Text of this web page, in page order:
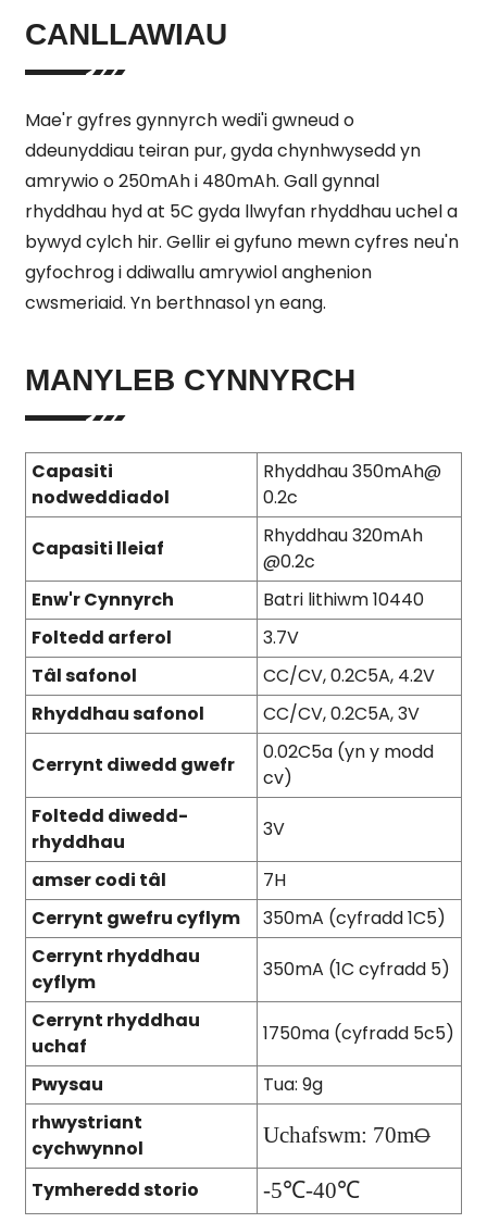
CANLLAWIAU
Mae'r gyfres gynnyrch wedi'i gwneud o
ddeunyddiau teiran pur, gyda chynhwysedd yn
amrywio o 250mAh i 480mAh. Gall gynnal
rhyddhau hyd at 5C gyda llwyfan rhyddhau uchel a
bywyd cylch hir. Gellir ei gyfuno mewn cyfres neu'n
gyfochrog i ddiwallu amrywiol anghenion
cwsmeriaid. Yn berthnasol yn eang.
MANYLEB CYNNYRCH
Capasiti
nodweddiadol
Rhyddhau 350mAh@
0.2c
Capasiti lleiaf
Rhyddhau 320mAh
@0.2c
Enw'r Cynnyrch
Batri lithiwm 10440
Foltedd arferol
3.7V
Tâl safonol
CC/CV, 0.2C5A, 4.2V
Rhyddhau safonol
CC/CV, 0.2C5A, 3V
Cerrynt diwedd gwefr
0.02C5a (yn y modd
cv)
Foltedd diwedd-
rhyddhau
3V
amser codi tâl
7H
Cerrynt gwefru cyflym
350mA (cyfradd 1C5)
Cerrynt rhyddhau
cyflym
350mA (1C cyfradd 5)
Cerrynt rhyddhau
uchaf
1750ma (cyfradd 5c5)
Pwysau
Tua: 9g
rhwystriant
cychwynnol
Uchafswm: 70mO
Tymheredd storio -5℃-40℃